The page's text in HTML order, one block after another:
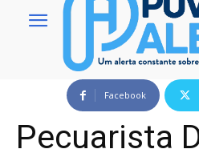
Facebook
Pecuarista